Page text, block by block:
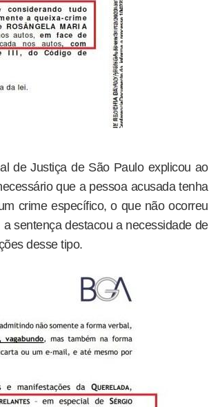
de Justiça de São Paulo explicou ao
que a pessoa acusada tenha
crime específico, o que não ocorreu
sentença destacou a necessidade de
desse tipo.